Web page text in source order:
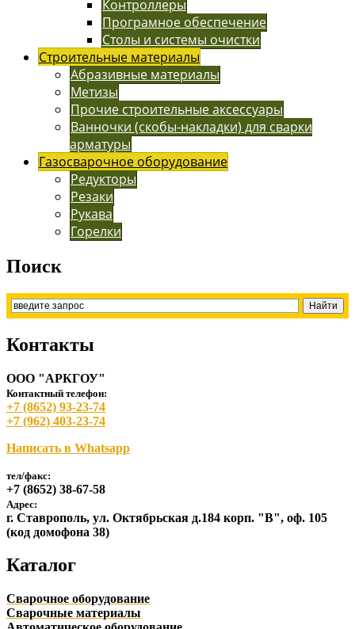
Контроллеры
Програмное обеспечение
Столы и системы очистки
Строительные материалы
Абразивные материалы
Метизы
Прочие строительные аксессуары
Ванночки (скобы-накладки) для сварки
арматуры
Газосварочное оборудование
Редукторы
Резаки
Рукава
Горелки
Поиск
Контакты
ООО "АРКГОУ"
Контактный телефон:
+7 (8652) 93-23-74
+7 (962) 403-23-74
Написать в Whatsapp
тел/факс:
+7 (8652) 38-67-58
Адрес:
г. Ставрополь, ул. Октябрьская д.184 корп. "В", оф. 105
(код домофона 38)
Каталог
Сварочное оборудование
Сварочные материалы